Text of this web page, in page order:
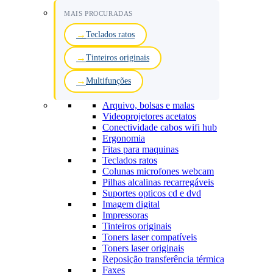
MAIS PROCURADAS
Teclados ratos
Tinteiros originais
Multifunções
Arquivo, bolsas e malas
Videoprojetores acetatos
Conectividade cabos wifi hub
Ergonomia
Fitas para maquinas
Teclados ratos
Colunas microfones webcam
Pilhas alcalinas recarregáveis
Suportes opticos cd e dvd
Imagem digital
Impressoras
Tinteiros originais
Toners laser compatíveis
Toners laser originais
Reposição transferência térmica
Faxes